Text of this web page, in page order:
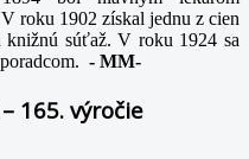
roku 1902 získal jednu z cien
súťaž. V roku 1924 sa
- MM-
165. výročie